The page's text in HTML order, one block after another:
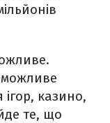
казино,
те, що